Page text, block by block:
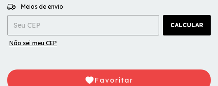
Entregas para o CEP:
Meios de envio
CALCULAR
Não sei meu CEP
Favoritar